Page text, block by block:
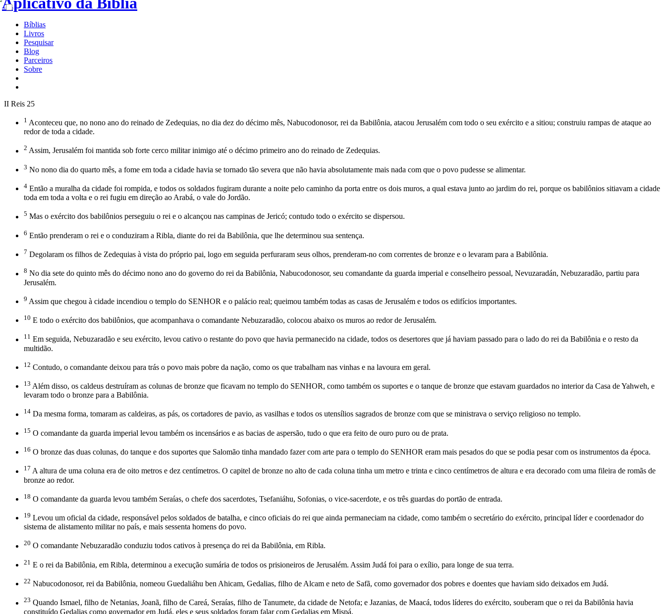
Bíblias
Livros
Pesquisar
Blog
Parceiros
Sobre
II Reis 25
1 Aconteceu que, no nono ano do reinado de Zedequias, no dia dez do décimo mês, Nabucodonosor, rei da Babilônia, atacou Jerusalém com todo o seu exército e a sitiou; construiu rampas de ataque ao
redor de toda a cidade.
2 Assim, Jerusalém foi mantida sob forte cerco militar inimigo até o décimo primeiro ano do reinado de Zedequias.
3 No nono dia do quarto mês, a fome em toda a cidade havia se tornado tão severa que não havia absolutamente mais nada com que o povo pudesse se alimentar.
4 Então a muralha da cidade foi rompida, e todos os soldados fugiram durante a noite pelo caminho da porta entre os dois muros, a qual estava junto ao jardim do rei, porque os babilônios sitiavam a cidade
toda em toda a volta e o rei fugiu em direção ao Arabá, o vale do Jordão.
5 Mas o exército dos babilônios perseguiu o rei e o alcançou nas campinas de Jericó; contudo todo o exército se dispersou.
6 Então prenderam o rei e o conduziram a Ribla, diante do rei da Babilônia, que lhe determinou sua sentença.
7 Degolaram os filhos de Zedequias à vista do próprio pai, logo em seguida perfuraram seus olhos, prenderam-no com correntes de bronze e o levaram para a Babilônia.
8 No dia sete do quinto mês do décimo nono ano do governo do rei da Babilônia, Nabucodonosor, seu comandante da guarda imperial e conselheiro pessoal, Nevuzaradán, Nebuzaradão, partiu para
Jerusalém.
9 Assim que chegou à cidade incendiou o templo do SENHOR e o palácio real; queimou também todas as casas de Jerusalém e todos os edifícios importantes.
10 E todo o exército dos babilônios, que acompanhava o comandante Nebuzaradão, colocou abaixo os muros ao redor de Jerusalém.
11 Em seguida, Nebuzaradão e seu exército, levou cativo o restante do povo que havia permanecido na cidade, todos os desertores que já haviam passado para o lado do rei da Babilônia e o resto da
multidão.
12 Contudo, o comandante deixou para trás o povo mais pobre da nação, como os que trabalham nas vinhas e na lavoura em geral.
13 Além disso, os caldeus destruíram as colunas de bronze que ficavam no templo do SENHOR, como também os suportes e o tanque de bronze que estavam guardados no interior da Casa de Yahweh, e
levaram todo o bronze para a Babilônia.
14 Da mesma forma, tomaram as caldeiras, as pás, os cortadores de pavio, as vasilhas e todos os utensílios sagrados de bronze com que se ministrava o serviço religioso no templo.
15 O comandante da guarda imperial levou também os incensários e as bacias de aspersão, tudo o que era feito de ouro puro ou de prata.
16 O bronze das duas colunas, do tanque e dos suportes que Salomão tinha mandado fazer com arte para o templo do SENHOR eram mais pesados do que se podia pesar com os instrumentos da época.
17 A altura de uma coluna era de oito metros e dez centímetros. O capitel de bronze no alto de cada coluna tinha um metro e trinta e cinco centímetros de altura e era decorado com uma fileira de romãs de
bronze ao redor.
18 O comandante da guarda levou também Seraías, o chefe dos sacerdotes, Tsefaniáhu, Sofonias, o vice-sacerdote, e os três guardas do portão de entrada.
19 Levou um oficial da cidade, responsável pelos soldados de batalha, e cinco oficiais do rei que ainda permaneciam na cidade, como também o secretário do exército, principal líder e coordenador do
sistema de alistamento militar no país, e mais sessenta homens do povo.
20 O comandante Nebuzaradão conduziu todos cativos à presença do rei da Babilônia, em Ribla.
21 E o rei da Babilônia, em Ribla, determinou a execução sumária de todos os prisioneiros de Jerusalém. Assim Judá foi para o exílio, para longe de sua terra.
22 Nabucodonosor, rei da Babilônia, nomeou Guedaliáhu ben Ahicam, Gedalias, filho de Alcam e neto de Safã, como governador dos pobres e doentes que haviam sido deixados em Judá.
23 Quando Ismael, filho de Netanias, Joanã, filho de Careá, Seraías, filho de Tanumete, da cidade de Netofa; e Jazanias, de Maacá, todos líderes do exército, souberam que o rei da Babilônia havia
constituído Gedalias como governador em Judá, eles e seus soldados foram falar com Gedalias em Mispá.